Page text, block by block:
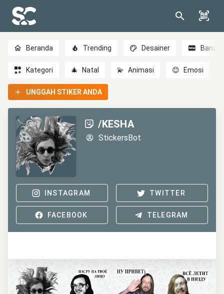
Beranda Trending Desainer Baru
Kategori 🎄 Natal 💫 Animasi 😊 Emosi
UNGGAH STIKER ANDA
/KESHA
StickersBot
INSTAGRAM TWITTER
FACEBOOK TELEGRAM